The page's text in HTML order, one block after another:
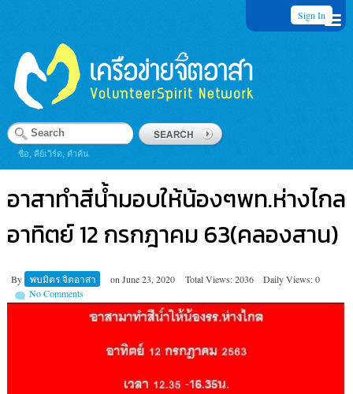
Sign In
ชื่อ, คีย์เวิร์ด, คำค้น
อาสาทำสีน้ำมอบให้น้องๆพท.ห่างไกล
อาทิตย์ 12 กรกฎาคม 63(คลองสาน)
By พบมิตร จิตอาสา on June 23, 2020 Total Views: 2036
Daily Views: 0
No Comments